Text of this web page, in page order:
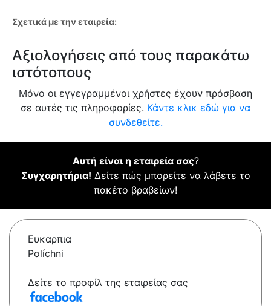
Σχετικά με την εταιρεία:
Αξιολογήσεις από τους παρακάτω
ιστότοπους
Μόνο οι εγγεγραμμένοι χρήστες έχουν πρόσβαση
σε αυτές τις πληροφορίες. Κάντε κλικ εδώ για να
συνδεθείτε.
Αυτή είναι η εταιρεία σας?
Συγχαρητήρια! Δείτε πώς μπορείτε να λάβετε το
πακέτο βραβείων!
Ευκαρπια
Políchni
Δείτε το προφίλ της εταιρείας σας